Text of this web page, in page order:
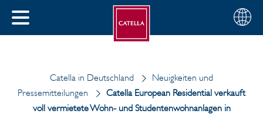
SCHLIESSEN
Wählen
Sie
Deutsch
Catella in Deutschland
Neuigkeiten und
Pressemitteilungen
Catella European Residential verkauft
voll vermietete Wohn- und Studentenwohnanlagen in